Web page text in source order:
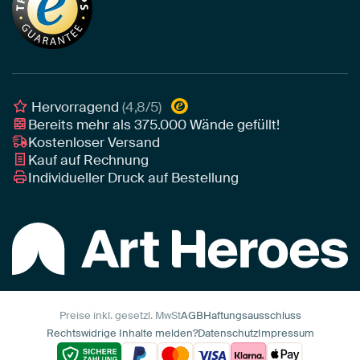
Leinwand
Leinwand für draußen
Tipps von unseren Botschaftern
Individuelle Einrichtungsberatung
Botschafter
Awards und Preise
Art Heroes App
Hervorragend(4,8/5)
Bereits mehr als375.000Wände gefüllt!
Kostenloser Versand
Kauf auf Rechnung
Individueller Druck auf Bestellung
Preise inkl. gesetzl. MwStAGBHaftungsausschluss
Rechtswidrige Inhalte melden?DatenschutzImpressum